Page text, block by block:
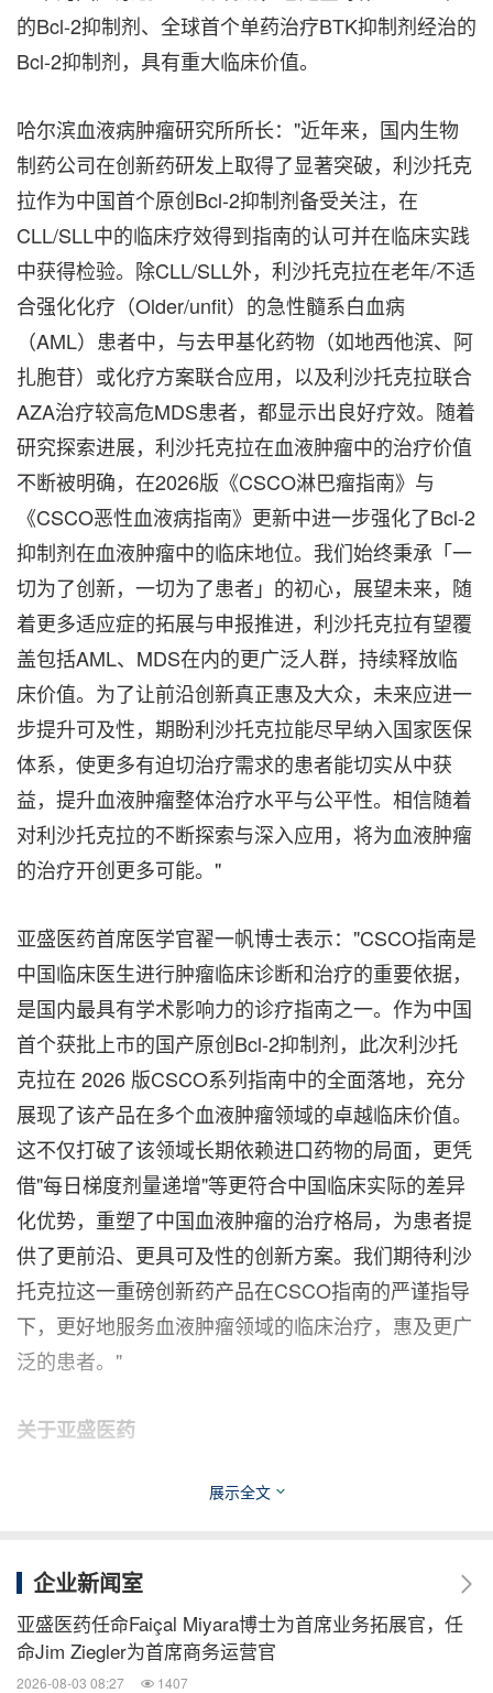
的Bcl-2抑制剂、全球首个单药治疗BTK抑制剂经治的
Bcl-2抑制剂，具有重大临床价值。
哈尔滨血液病肿瘤研究所所长："近年来，国内生物
制药公司在创新药研发上取得了显著突破，利沙托克
拉作为中国首个原创Bcl-2抑制剂备受关注，在
CLL/SLL中的临床疗效得到指南的认可并在临床实践
中获得检验。除CLL/SLL外，利沙托克拉在老年/不适
合强化化疗（Older/unfit）的急性髓系白血病
（AML）患者中，与去甲基化药物（如地西他滨、阿
扎胞苷）或化疗方案联合应用，以及利沙托克拉联合
AZA治疗较高危MDS患者，都显示出良好疗效。随着
研究探索进展，利沙托克拉在血液肿瘤中的治疗价值
不断被明确，在2026版《CSCO淋巴瘤指南》与
《CSCO恶性血液病指南》更新中进一步强化了Bcl-2
抑制剂在血液肿瘤中的临床地位。我们始终秉承「一
切为了创新，一切为了患者」的初心，展望未来，随
着更多适应症的拓展与申报推进，利沙托克拉有望覆
盖包括AML、MDS在内的更广泛人群，持续释放临
床价值。为了让前沿创新真正惠及大众，未来应进一
步提升可及性，期盼利沙托克拉能尽早纳入国家医保
体系，使更多有迫切治疗需求的患者能切实从中获
益，提升血液肿瘤整体治疗水平与公平性。相信随着
对利沙托克拉的不断探索与深入应用，将为血液肿瘤
的治疗开创更多可能。"
亚盛医药首席医学官翟一帆博士表示："CSCO指南是
中国临床医生进行肿瘤临床诊断和治疗的重要依据，
是国内最具有学术影响力的诊疗指南之一。作为中国
首个获批上市的国产原创Bcl-2抑制剂，此次利沙托
克拉在 2026 版CSCO系列指南中的全面落地，充分
展现了该产品在多个血液肿瘤领域的卓越临床价值。
这不仅打破了该领域长期依赖进口药物的局面，更凭
借"每日梯度剂量递增"等更符合中国临床实际的差异
化优势，重塑了中国血液肿瘤的治疗格局，为患者提
供了更前沿、更具可及性的创新方案。我们期待利沙
托克拉这一重磅创新药产品在CSCO指南的严谨指导
下，更好地服务血液肿瘤领域的临床治疗，惠及更广
泛的患者。"
关于亚盛医药
亚盛医药（纳斯达克代码：AAPG；香港联交所代
于研发、生产和商业化创新药，以解决肿瘤领域全球
患者尚未满足的临床需求。公司已建立丰富的创新药
产品管线，包括抑制Bcl-2和 MDM2-p53 等细胞凋亡
通路关键蛋白的抑制剂、新一代针对癌症治疗中出现
展示全文
企业新闻室
亚盛医药任命Faiçal Miyara博士为首席业务拓展官，任
命Jim Ziegler为首席商务运营官
2026-08-03 08:27 1407